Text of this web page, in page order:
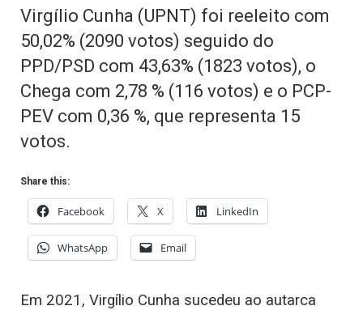
Virgílio Cunha (UPNT) foi reeleito com
50,02% (2090 votos) seguido do
PPD/PSD com 43,63% (1823 votos), o
Chega com 2,78 % (116 votos) e o PCP-
PEV com 0,36 %, que representa 15
votos.
Share this:
Facebook X LinkedIn
WhatsApp Email
Em 2021, Virgílio Cunha sucedeu ao autarca